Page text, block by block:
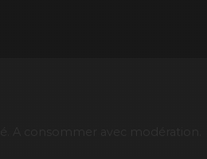
A consommer avec modération.